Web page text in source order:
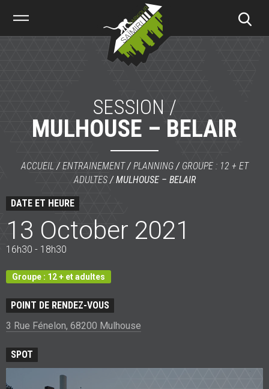
Parkour
SESSION /
MULHOUSE – BELAIR
ACCUEIL /ENTRAINEMENT/PLANNING/ GROUPE : 12 + ET
ADULTES/MULHOUSE – BELAIR
DATE ET HEURE
13 October 2021
16h30 - 18h30
Groupe : 12 + et adultes
POINT DE RENDEZ-VOUS
3 Rue Fénelon, 68200 Mulhouse
SPOT